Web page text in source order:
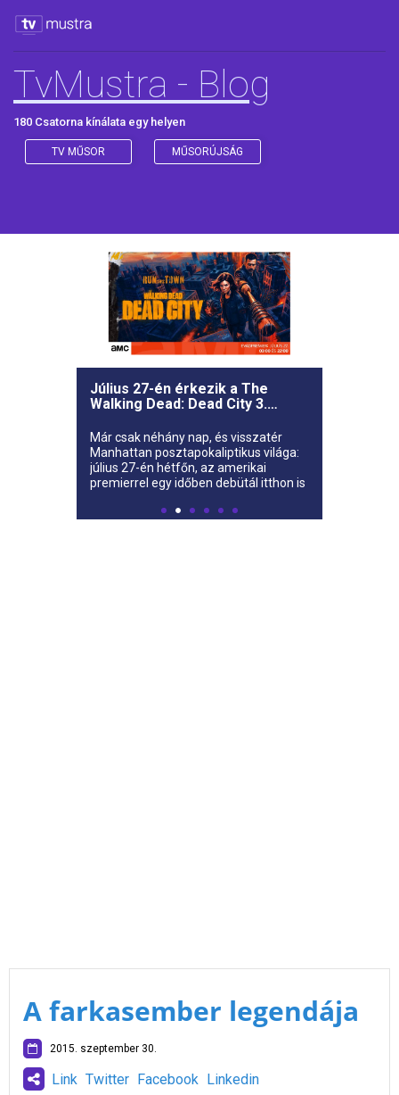
TvMustra - Blog
180 Csatorna kínálata egy helyen
TV MŰSOR MŰSORÚJSÁG
Július 27-én érkezik a The
Walking Dead: Dead City 3.
Már csak néhány nap, és visszatér
Manhattan posztapokaliptikus világa:
július 27-én hétfőn, az amerikai
premierrel egy időben debütál itthon is
City harmadik évada.
A farkasember legendája
2015. szeptember 30.
Link Twitter Facebook Linkedin